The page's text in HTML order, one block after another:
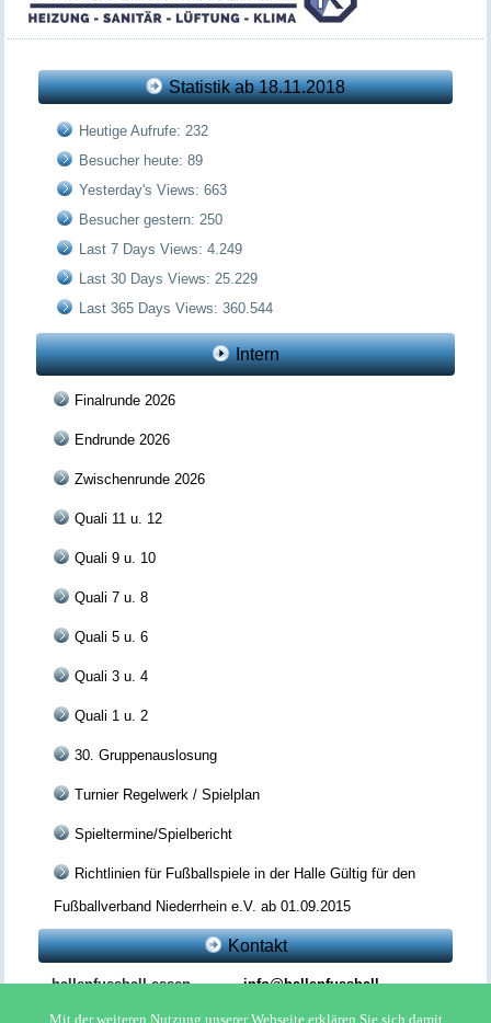
Statistik ab 18.11.2018
Heutige Aufrufe: 232
Besucher heute:89
Yesterday's Views:663
Besucher gestern: 250
Last 7 Days Views:4.249
Last 30 Days Views: 25.229
Last 365 Days Views:360.544
Intern
Finalrunde 2026
Endrunde 2026
Zwischenrunde 2026
Quali 11 u. 12
Quali 9 u. 10
Quali 7 u. 8
Quali 5 u. 6
Quali 3 u. 4
Quali 1 u. 2
30. Gruppenauslosung
Turnier Regelwerk / Spielplan
Spieltermine/Spielbericht
Richtlinien für Fußballspiele in der Halle Gültig für den
Fußballverband Niederrhein e.V. ab 01.09.2015
Kontakt
hallenfussball-esseninfo@hallenfussball-
Mit der weiteren Nutzung unserer Webseite erklären Sie sich damit